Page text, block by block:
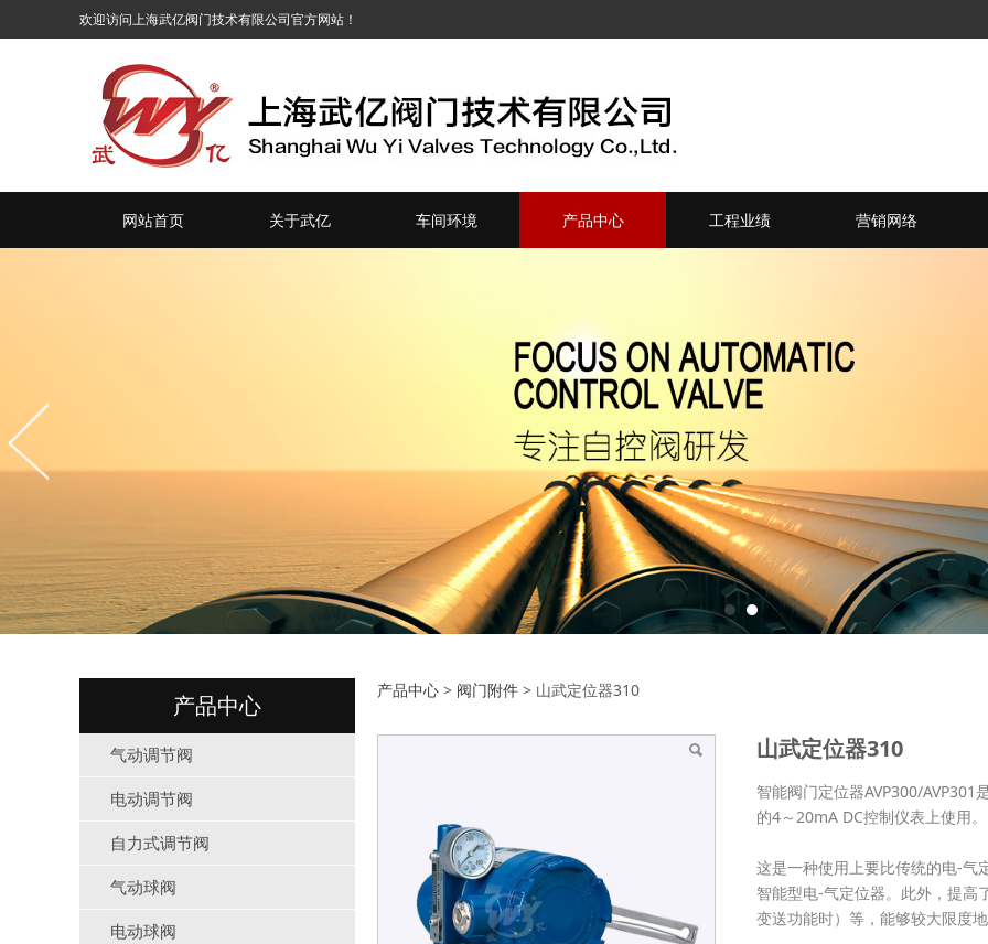
网站首页 关于武亿 车间环境 产品中心 工程业绩 营销网络
产品中心
气动调节阀
电动调节阀
自力式调节阀
气动球阀
电动球阀
山武定位器310
产品中心 > 阀门附件 > 山武定位器310
山武定位器310
智能阀门定位器AVP300/
的4～20mA DC控制仪表上使用。
这是一种使用上要比传统的电-气
智能型电-气定位器。此外，提高
变送功能时）等，能够较大限度地